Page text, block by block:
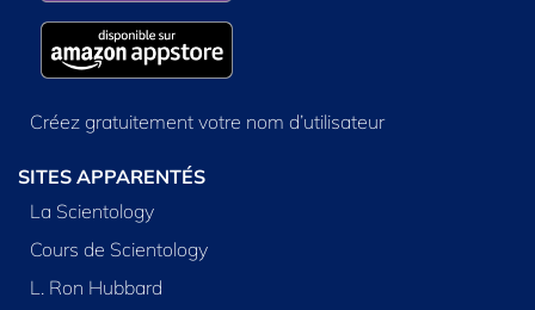
Créez gratuitement votre nom d’utilisateur
SITES APPARENTÉS
La Scientology
Cours de Scientology
L. Ron Hubbard